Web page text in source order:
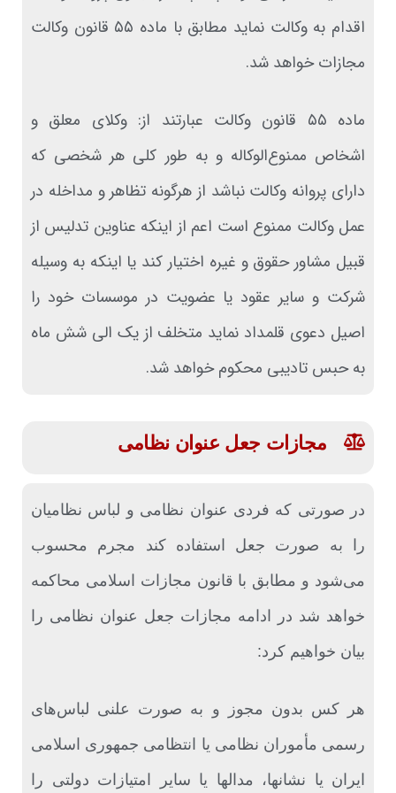
اقدام به وکالت نماید مطابق با ماده ۵۵ قانون وکالت
مجازات خواهد شد‌.
ماده ۵۵‌ قانون وکالت عبارتند از: وکلای معلق و
اشخاص ممنوع‌الوکاله و به طور کلی هر شخصی که
دارای پروانه وکالت نباشد از هرگونه تظاهر و مداخله در
عمل وکالت ممنوع است اعم از اینکه عناوین تدلیس از
قبیل مشاور حقوق و غیره اختیار کند یا اینکه به وسیله
شرکت و سایر عقود یا عضویت در موسسات خود را
اصیل دعوی قلمداد نماید متخلف از یک الی شش ماه
به حبس تادیبی محکوم خواهد شد.
مجازات جعل عنوان نظامی
در صورتی که فردی عنوان نظامی و لباس نظامیان
را به صورت جعل استفاده کند مجرم محسوب
می‌شود و مطابق با قانون مجازات اسلامی محاکمه
خواهد شد در ادامه مجازات جعل عنوان نظامی را
بیان خواهیم کرد: ‌
هر کس بدون مجوز و به صورت علنی لباس‌های
رسمی مأموران نظامی یا انتظامی جمهوری اسلامی
ایران یا نشانها، مدالها یا سایر ‌امتیازات دولتی را